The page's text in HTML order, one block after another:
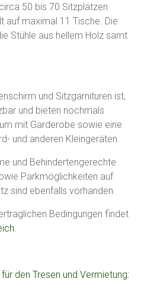
50 bis 70 Sitzplätzen
auf maximal 11 Tische. Die
Stühle aus hellem Holz samt
und Sitzgarnituren ist,
und bieten nochmals
mit Garderobe sowie eine
und anderen Kleingeräten.
und Behindertengerechte
Parkmöglichkeiten auf
sind ebenfalls vorhanden.
Bedingungen findet
.
den Tresen und Vermietung: